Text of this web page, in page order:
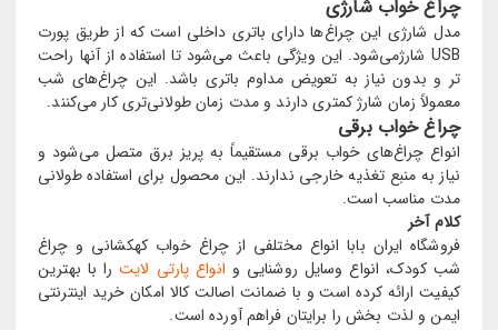
چراغ خواب شارژی
مدل شارژی این چراغ‌ها دارای باتری داخلی است که از طریق پورت
USB شارژمی‌شود. این ویژگی باعث می‌شود تا استفاده از آنها راحت
‌تر و بدون نیاز به تعویض مداوم باتری باشد. این چراغ‌های ‌شب
معمولاً زمان شارژ کمتری دارند و مدت زمان طولانی‌تری کار می‌کنند.
چراغ خواب برقی
انواع چراغ‌های خواب برقی مستقیماً به پریز برق متصل می‌شود و
نیاز به منبع تغذیه خارجی ندارند. این محصول برای استفاده طولانی‌
مدت مناسب است.
کلام آخر
فروشگاه ایران بابا انواع مختلفی از چراغ خواب کهکشانی و چراغ
شب کودک، انواع وسایل روشنایی و انواع پارتی لایترا با بهترین
کیفیت ارائه کرده است و با ضمانت اصالت کالا امکان خرید اینترنتی
ایمن و لذت بخش را برایتان فراهم آورده است.